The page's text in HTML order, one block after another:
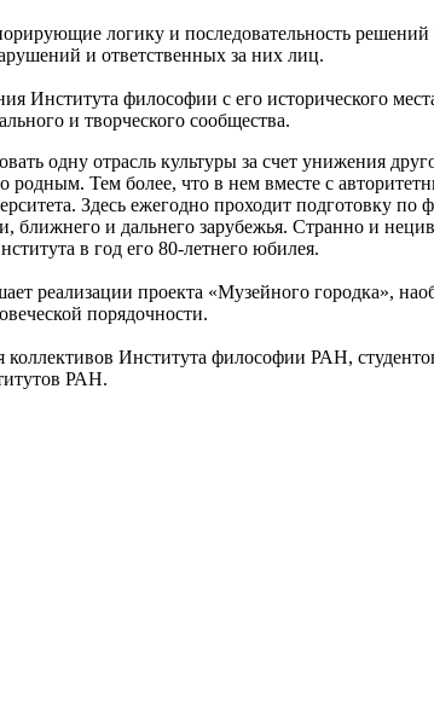
логику и последовательность
и ответственных за них лиц.
Института философии с его исторического
и творческого сообщества.
одну отрасль культуры за счет унижения
Тем более, что в нем вместе с
Здесь ежегодно проходит подготовку
ближнего и дальнего зарубежья. Странно и
в год его 80-летнего юбилея.
реализации проекта «Музейного городка»,
порядочности.
Института философии РАН,
РАН.